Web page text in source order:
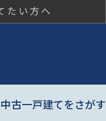
たい方へ
中古一戸建てをさがす